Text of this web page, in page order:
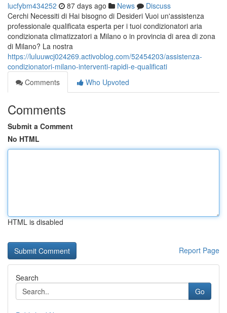
lucfybm434252 87 days ago News
Discuss
Cerchi Necessiti di Hai bisogno di Desideri Vuoi un'assistenza
professionale qualificata esperta per i tuoi condizionatori aria
condizionata climatizzatori a Milano o in provincia di area di zona
di Milano? La nostra
https://luluuwcj024269.activoblog.com/52454203/assistenza-
condizionatori-milano-interventi-rapidi-e-qualificati
Comments
Who Upvoted
Comments
Submit a Comment
No HTML
HTML is disabled
Report Page
Search
Go